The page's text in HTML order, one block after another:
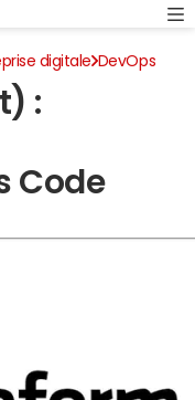
digitale DevOps
:
Code